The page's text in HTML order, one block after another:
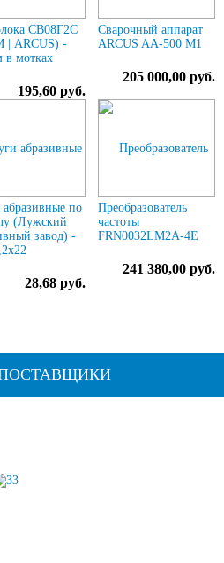
СВ08Г2С
| ARCUS) -
в мотках
195,60 руб.
Сварочный аппарат
ARCUS AA-500 M1
205 000,00 руб.
по
(Лужский
завод) -
28,68 руб.
Преобразователь
частоты
FRN0032LM2A-4E
241 380,00 руб.